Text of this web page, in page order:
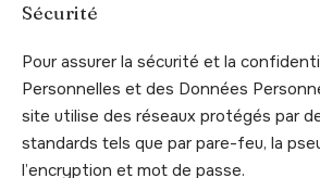
Sécurité
Pour assurer la sécurité et la
Personnelles et des Données
site utilise des réseaux protégés par
standards tels que par pare-feu, la
l’encryption et mot de passe.